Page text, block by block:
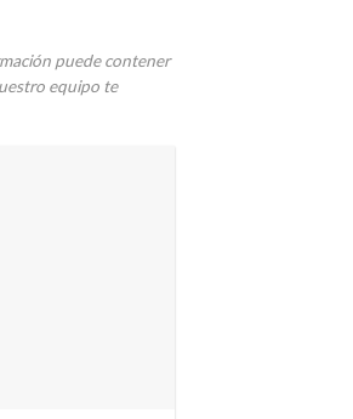
puede contener
equipo te